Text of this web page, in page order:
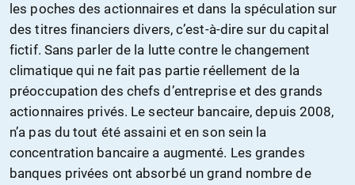
les poches des actionnaires et dans la spéculation sur
des titres financiers divers, c’est-à-dire sur du capital
fictif. Sans parler de la lutte contre le changement
climatique qui ne fait pas partie réellement de la
préoccupation des chefs d’entreprise et des grands
actionnaires privés. Le secteur bancaire, depuis 2008,
n’a pas du tout été assaini et en son sein la
concentration bancaire a augmenté. Les grandes
banques privées ont absorbé un grand nombre de